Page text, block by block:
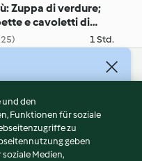
Zuppa di verdure;
e cavoletti di
1 Std.
und den
Funktionen für soziale
zu
geben
Medien,